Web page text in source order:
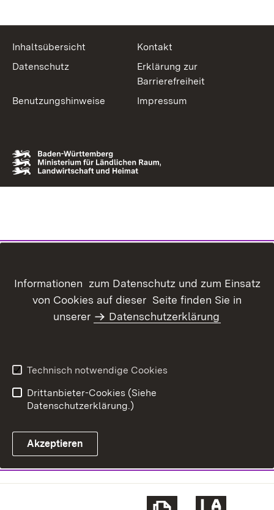
Inhaltsübersicht
Kontakt
Datenschutz
Erklärung zur
Barrierefreiheit
Benutzungshinweise
Impressum
Informationen zum Datenschutz und zum Einsatz
von Cookies auf dieser Seite finden Sie in
unserer
Datenschutzerklärung
Technisch notwendige Cookies
Drittanbieter-Cookies (Siehe
Datenschutzerklärung.)
Akzeptieren